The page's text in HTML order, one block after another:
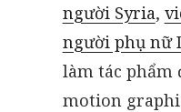
người Syria,
người phụ nữ
làm tác phẩm
motion